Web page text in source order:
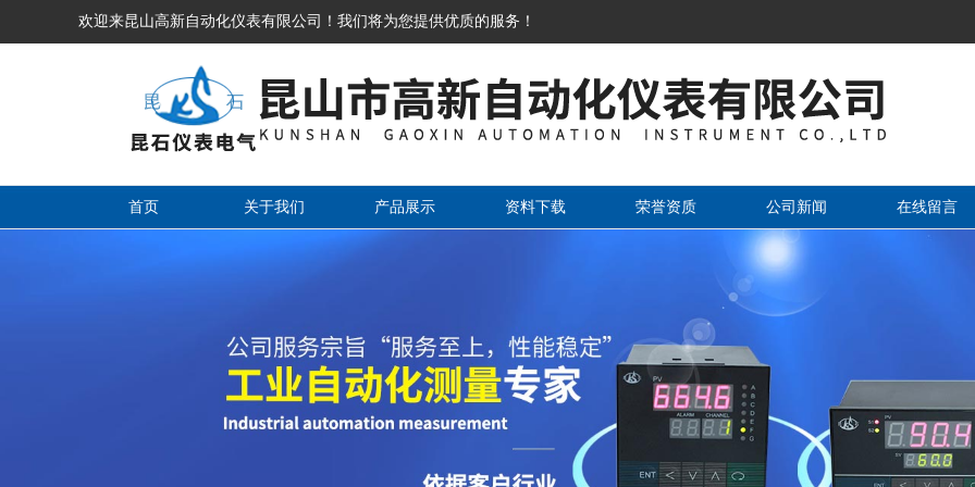
欢迎来昆山高新自动化仪表有限公司！我们将为您提供优质的服务！
首页 关于我们 产品展示 资料下载 荣誉资质 公司新闻 在线留言